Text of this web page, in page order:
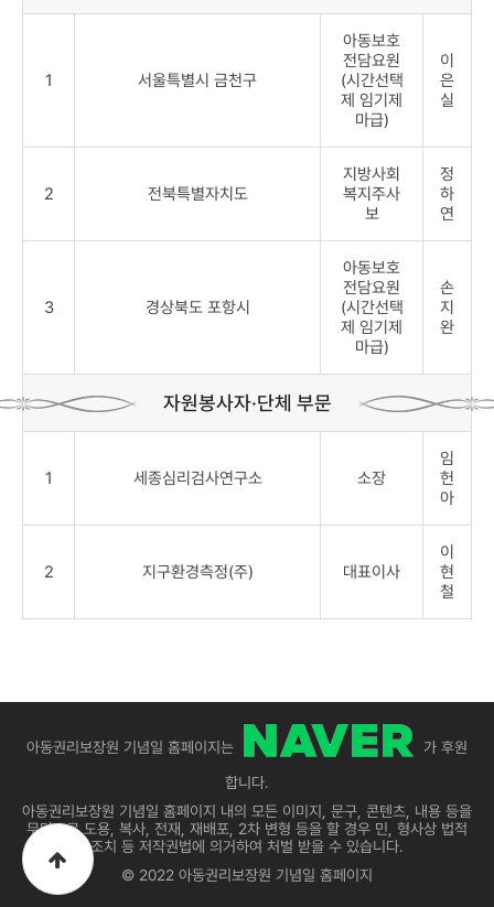
1 서울특별시 금천구
아동보호
전담요원
(시간선택
제 임기제
마급)
이
은
실
2 전북특별자치도
지방사회
복지주사
보
정
하
연
3 경상북도 포항시
아동보호
전담요원
(시간선택
제 임기제
마급)
손
지
완
자원봉사자·단체 부문
1 세종심리검사연구소 소장
임
헌
아
2 지구환경측정(주) 대표이사
이
현
철
아동권리보장원 기념일 홈페이지는
가 후원
합니다.
아동권리보장원 기념일 홈페이지 내의 모든 이미지, 문구, 콘텐츠, 내용 등을
무단으로 도용, 복사, 전재, 재배포, 2차 변형 등을 할 경우 민, 형사상 법적
조치 등 저작권법에 의거하여 처벌 받을 수 있습니다.
© 2022 아동권리보장원 기념일 홈페이지